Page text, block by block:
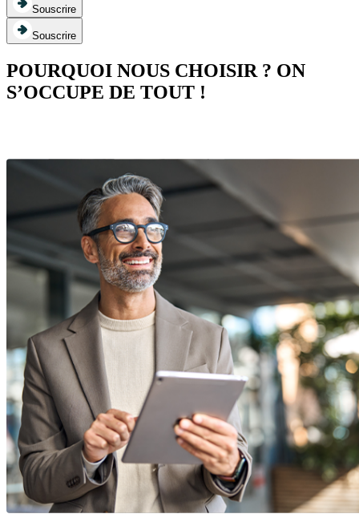
Souscrire
Souscrire
POURQUOI NOUS CHOISIR ? ON
S’OCCUPE DE TOUT !